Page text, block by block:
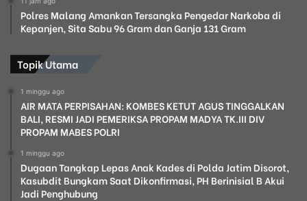
Polres Malang Amankan Tersangka Pengedar Narkoba di
Kepanjen, Sita Sabu 96 Gram dan Ganja 131 Gram
Topik Utama
1 minggu ago
AIR MATA PERPISAHAN: KOMBES KETUT AGUS TINGGALKAN
BALI, RESMI JADI PEMERIKSA PROPAM MADYA TK.III DIV
PROPAM MABES POLRI
1 minggu ago
Dugaan Tangkap Lepas Anak Kades di Polda Jatim Disorot,
Kasubdit Bungkam Saat Dikonfirmasi, PH Berinisial B Akui
Jadi Penghubung